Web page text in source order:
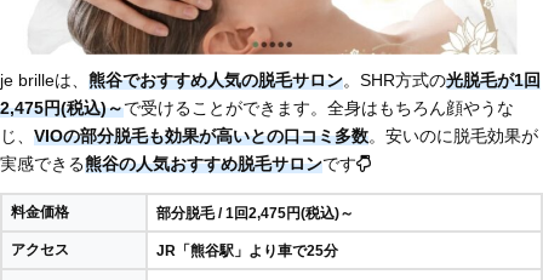
je brilleは、 熊谷でおすすめ人気の脱毛サロン。SHR方式の光脱毛が1回
2,475円(税込)～で受けることができます。全身はもちろん顔やうな
じ、 VIOの部分脱毛も効果が高いとの口コミ多数。安いのに脱毛効果が
実感できる熊谷の人気おすすめ脱毛サロンです
料金価格 部分脱毛 / 1回2,475円(税込)～
アクセス JR「熊谷駅」より車で25分